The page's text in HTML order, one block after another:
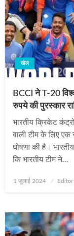
खेल
BCCI ने T-20
रुपये की पुरस्‍कार
भारतीय क्रिकेट
वाली टीम के लिए एक
घोषणा की है।
कि भारतीय टीम ने…
Posted
1 जुलाई 2024 Editor